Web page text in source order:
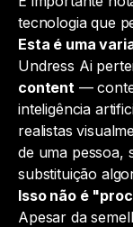
tecnologia que
Esta é uma
Undress Ai
content —
inteligência
realistas
de uma pessoa,
substituição
Isso não é
Apesar da